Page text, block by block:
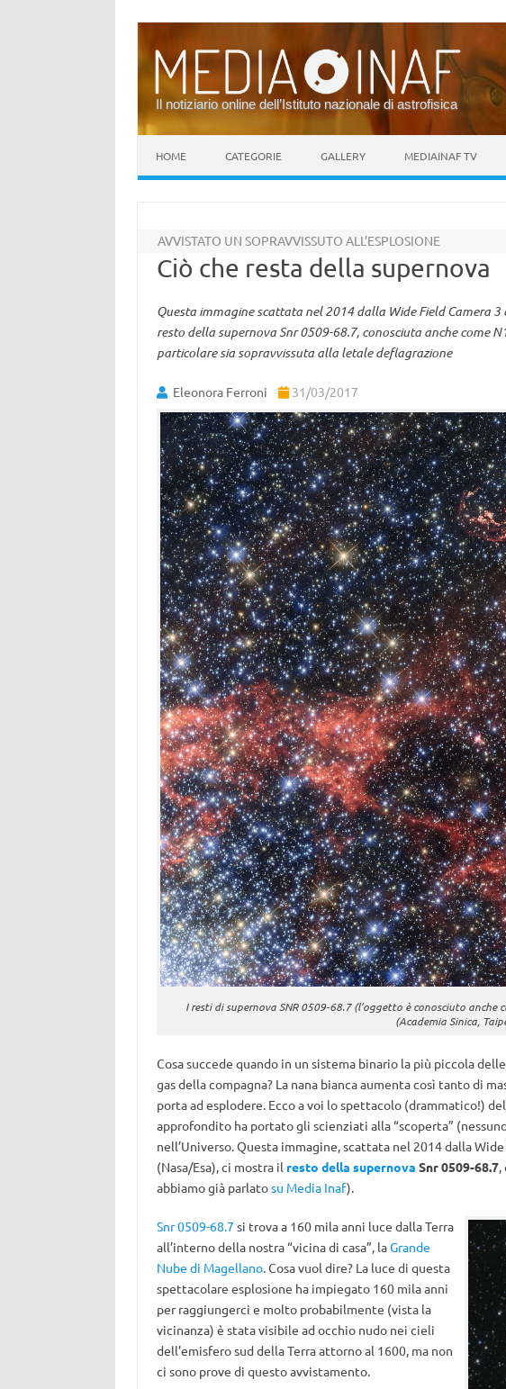
Il notiziario online dell’Istituto nazionale di astrofisica
HOME CATEGORIE GALLERY MEDIAINAF TV
AVVISTATO UN SOPRAVVISSUTO ALL’ESPLOSIONE
Ciò che resta della supernova
Questa immagine scattata nel 2014 dalla Wide Field Camera
resto della supernova Snr 0509-68.7, conosciuta anche come
particolare sia sopravvissuta alla letale deflagrazione
Eleonora Ferroni 31/03/2017
I resti di supernova SNR 0509-68.7 (l’oggetto è conosciuto anche
(Academia Sinica,
Cosa succede quando in un sistema binario la più piccola
gas della compagna? La nana bianca aumenta così tanto di
porta ad esplodere. Ecco a voi lo spettacolo (drammatico!)
approfondito ha portato gli scienziati alla “scoperta”
nell’Universo. Questa immagine, scattata nel 2014 dalla
(Nasa/Esa), ci mostra il resto della supernova Snr 0509-68.7,
abbiamo già parlatosu Media Inaf).
Snr 0509-68.7 si trova a 160 mila anni luce dalla Terra
all’interno della nostra “vicina di casa”, laGrande
Nube di Magellano. Cosa vuol dire? La luce di questa
spettacolare esplosione ha impiegato 160 mila anni
per raggiungerci e molto probabilmente (vista la
vicinanza) è stata visibile ad occhio nudo nei cieli
dell’emisfero sud della Terra attorno al 1600, ma non
ci sono prove di questo avvistamento.